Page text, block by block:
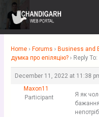
Skip
content
Home › Forums › Business and
думка про епіляцію? › Reply
December 11, 2022 at 11:38
Maxon11
Participant
Я як